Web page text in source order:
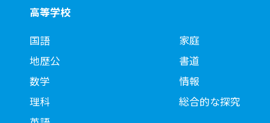
高等学校
国語
地歴公
数学
理科
家庭
書道
情報
総合的な探究